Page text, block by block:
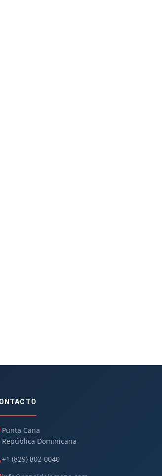
Punta Cana
República Dominicana
+1 (829) 802-0040